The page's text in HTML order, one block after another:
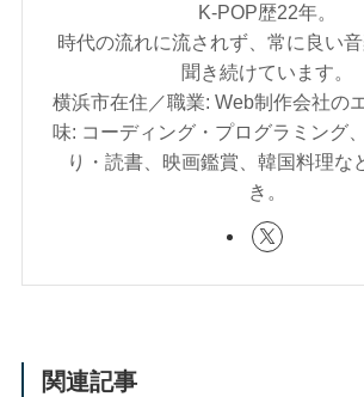
K-POP歴22年。
時代の流れに流されず、常に良い音
聞き続けています。
横浜市在住／職業: Web制作会社の
味: コーディング・プログラミング
り・読書、映画鑑賞、韓国料理な
き。
関連記事